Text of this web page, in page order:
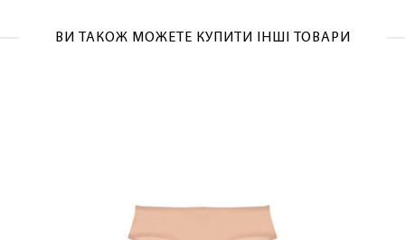
ВИ ТАКОЖ МОЖЕТЕ КУПИТИ ІНШІ ТОВАРИ